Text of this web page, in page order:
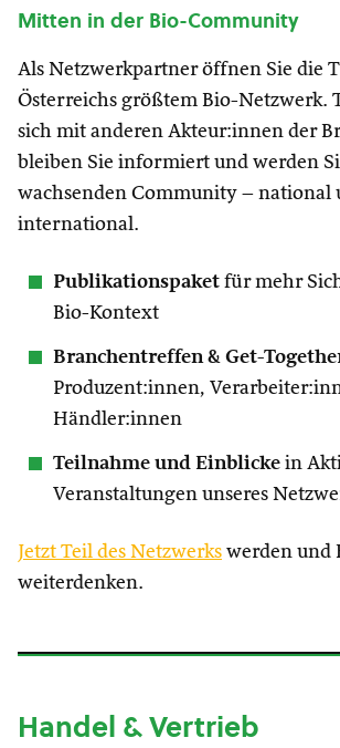
Mitten in der Bio-Community
Als Netzwerkpartner öffnen Sie die
Österreichs größtem Bio-Netzwerk.
sich mit anderen Akteur:innen der
bleiben Sie informiert und werden
wachsenden Community – national
international.
Publikationspaket für mehr
Bio-Kontext
Branchentreffen & Get-
Produzent:innen,
Händler:innen
Teilnahme und Einblicke in
Veranstaltungen unseres
Jetzt Teil des Netzwerks werden und
weiterdenken.
Handel & Vertrieb